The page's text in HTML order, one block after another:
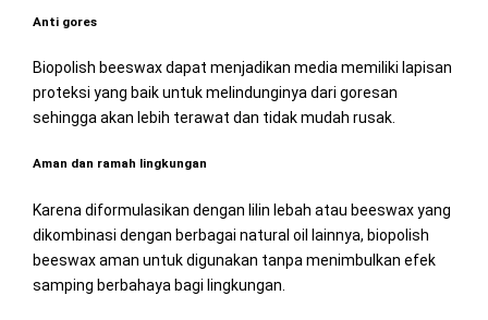
Anti gores
Biopolish beeswax dapat menjadikan media memiliki lapisan
proteksi yang baik untuk melindunginya dari goresan
sehingga akan lebih terawat dan tidak mudah rusak.
Aman dan ramah lingkungan
Karena diformulasikan dengan lilin lebah atau beeswax yang
dikombinasi dengan berbagai natural oil lainnya, biopolish
beeswax aman untuk digunakan tanpa menimbulkan efek
samping berbahaya bagi lingkungan.